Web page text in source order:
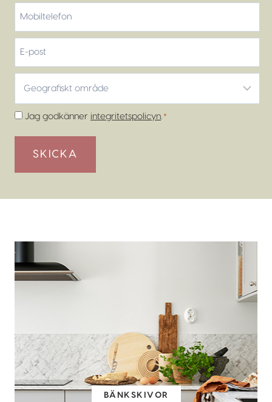
Efternamn
post
område
*
Samtycke
Jag godkänner integritetspolicyn. *
BÄNKSKIVOR